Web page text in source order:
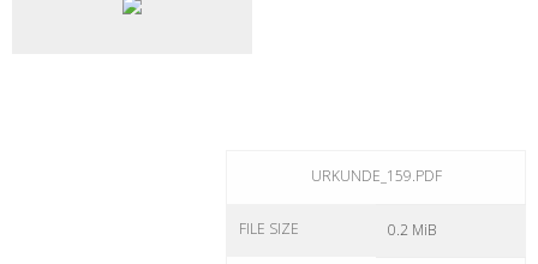
URKUNDE_159.PDF
FILE SIZE 0.2 MiB